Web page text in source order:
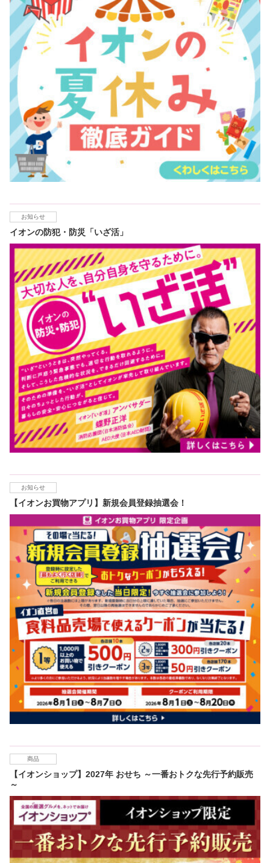
お知らせ
イオンの防犯・防災「いざ活」
お知らせ
【イオンお買物アプリ】新規会員登録抽選会！
商品
【イオンショップ】2027年 おせち ～一番おトクな先行予約販売
～